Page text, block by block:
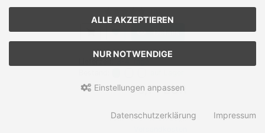
Details
5,71 EUR
inkl. 19 % MwSt. zzgl.
ALLE AKZEPTIEREN
NUR NOTWENDIGE
Einstellungen anpassen
Datenschutzerklärung Impressum